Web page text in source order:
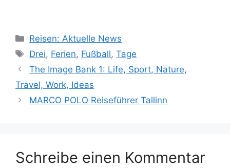
Kategorien
Reisen: Aktuelle News
Schlagwörter
Drei, Ferien, Fußball,Tage
The Image Bank 1: Life, Sport, Nature,
Travel, Work, Ideas
MARCO POLO Reiseführer Tallinn
Schreibe einen Kommentar